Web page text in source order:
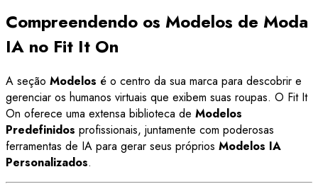
Compreendendo os Modelos de Moda
IA no Fit It On
A seção Modelos é o centro da sua marca para descobrir e
gerenciar os humanos virtuais que exibem suas roupas. O Fit It
On oferece uma extensa biblioteca de Modelos
Predefinidos profissionais, juntamente com poderosas
ferramentas de IA para gerar seus próprios Modelos IA
Personalizados.